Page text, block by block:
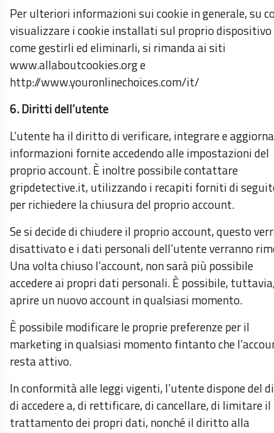
Per ulteriori informazioni sui cookie in generale, su
visualizzare i cookie installati sul proprio dispositivo
come gestirli ed eliminarli, si rimanda ai siti
www.allaboutcookies.org e
http://www.youronlinechoices.com/it/
6. Diritti dell’utente
L’utente ha il diritto di verificare, integrare e
informazioni fornite accedendo alle impostazioni del
proprio account. È inoltre possibile contattare
gripdetective.it, utilizzando i recapiti forniti di
per richiedere la chiusura del proprio account.
Se si decide di chiudere il proprio account, questo
disattivato e i dati personali dell’utente verranno
Una volta chiuso l’account, non sarà più possibile
accedere ai propri dati personali. È possibile,
aprire un nuovo account in qualsiasi momento.
È possibile modificare le proprie preferenze per il
marketing in qualsiasi momento fintanto che
resta attivo.
In conformità alle leggi vigenti, l’utente dispone del
di accedere a, di rettificare, di cancellare, di limitare il
trattamento dei propri dati, nonché il diritto alla